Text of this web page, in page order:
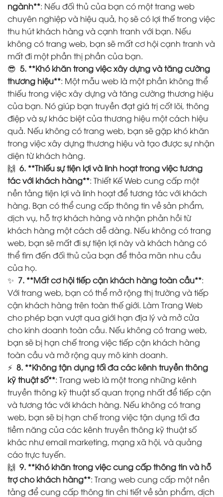
ngành**: Nếu đối thủ của bạn có một trang web
chuyên nghiệp và hiệu quả, họ sẽ có lợi thế trong việc
thu hút khách hàng và cạnh tranh với bạn. Nếu
không có trang web, bạn sẽ mất cơ hội cạnh tranh và
mất đi một phần thị phần của bạn.
😎 5. **Khó khăn trong việc xây dựng và tăng cường
thương hiệu**: Một mẫu web là một phần không thể
thiếu trong việc xây dựng và tăng cường thương hiệu
của bạn. Nó giúp bạn truyền đạt giá trị cốt lõi, thông
điệp và sự khác biệt của thương hiệu một cách hiệu
quả. Nếu không có trang web, bạn sẽ gặp khó khăn
trong việc xây dựng thương hiệu và tạo được sự nhận
diện từ khách hàng.
🙌 6. **Thiếu sự tiện lợi và linh hoạt trong việc tương
tác với khách hàng**: Thiết Kế Web cung cấp một
nền tảng tiện lợi và linh hoạt để tương tác với khách
hàng. Bạn có thể cung cấp thông tin về sản phẩm,
dịch vụ, hỗ trợ khách hàng và nhận phản hồi từ
khách hàng một cách dễ dàng. Nếu không có trang
web, bạn sẽ mất đi sự tiện lợi này và khách hàng có
thể tìm đến đối thủ của bạn để thỏa mãn nhu cầu
của họ.
✨ 7. **Mất cơ hội tiếp cận khách hàng toàn cầu**:
Với trang web, bạn có thể mở rộng thị trường và tiếp
cận khách hàng trên toàn thế giới. Làm Trang Web
cho phép bạn vượt qua giới hạn địa lý và mở cửa
cho kinh doanh toàn cầu. Nếu không có trang web,
bạn sẽ bị hạn chế trong việc tiếp cận khách hàng
toàn cầu và mở rộng quy mô kinh doanh.
⚡ 8. **Không tận dụng tối đa các kênh truyền thông
kỹ thuật số**: Trang web là một trong những kênh
truyền thông kỹ thuật số quan trọng nhất để tiếp cận
và tương tác với khách hàng. Nếu không có trang
web, bạn sẽ bị hạn chế trong việc tận dụng tối đa
tiềm năng của các kênh truyền thông kỹ thuật số
khác như email marketing, mạng xã hội, và quảng
cáo trực tuyến.
🙌 9. **Khó khăn trong việc cung cấp thông tin và hỗ
trợ cho khách hàng**: Trang web cung cấp một nền
tảng để cung cấp thông tin chi tiết về sản phẩm, dịch